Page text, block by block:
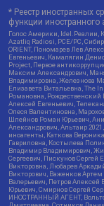
* Реестр иностранных
функции иностранного
Голос Америки, Idel.Реалии,
Azatliq Radiosi, PCE/PC,
ORIENT, Пономарев Лев
Евгеньевич, Камалягин
Project, Первое
Максим Александрович,
Владимировна, Железнова
Елизавета Витальевна, The
Романовна,
Алексей Евгеньевич,
Олеся Валентиновна,
Шлейнов Роман Юрьевич,
Александрович, Альтаир
иноагенты, Каткова
Гавриловна, Костылева
Владимир Владимирович,
Сергеевич, Пискунов Сергей
Викторовна, Любарев
Викторович, Важенков
Валерьевич, Петров Алексей
Юрьевич, Смирнов Сергей
ИНОСТРАННЫЙ АГЕНТ,